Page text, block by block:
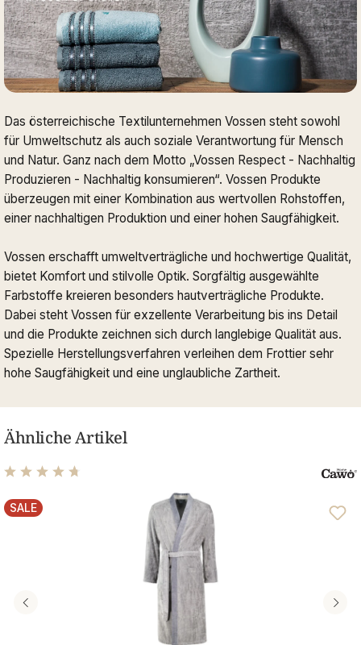
Das österreichische Textilunternehmen Vossen steht sowohl
für Umweltschutz als auch soziale Verantwortung für Mensch
und Natur. Ganz nach dem Motto „Vossen Respect - Nachhaltig
Produzieren - Nachhaltig konsumieren“. Vossen Produkte
überzeugen mit einer Kombination aus wertvollen Rohstoffen,
einer nachhaltigen Produktion und einer hohen Saugfähigkeit.
Vossen erschafft umweltverträgliche und hochwertige Qualität,
bietet Komfort und stilvolle Optik. Sorgfältig ausgewählte
Farbstoffe kreieren besonders hautverträgliche Produkte.
Dabei steht Vossen für exzellente Verarbeitung bis ins Detail
und die Produkte zeichnen sich durch langlebige Qualität aus.
Spezielle Herstellungsverfahren verleihen dem Frottier sehr
hohe Saugfähigkeit und eine unglaubliche Zartheit.
Ähnliche Artikel
Durchschnittliche Bewertung von 4.81 von 5 Sternen
RABATT
SALE